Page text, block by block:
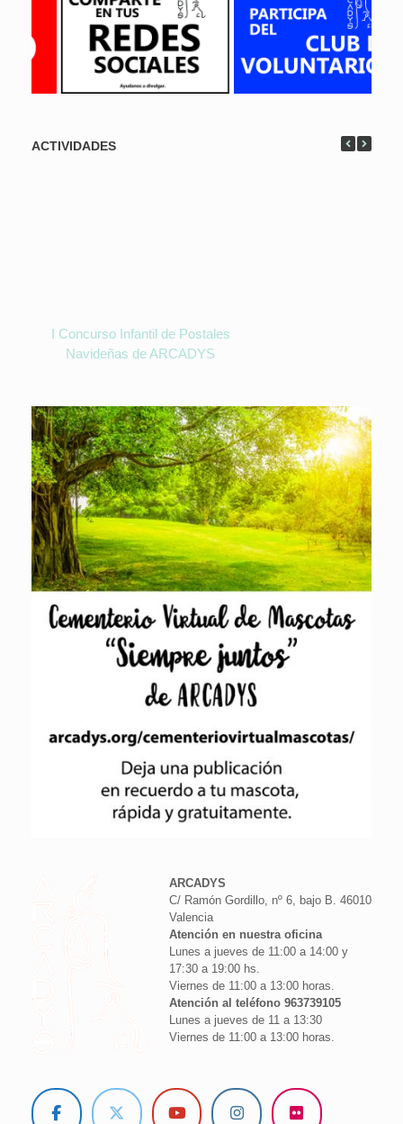
ACTIVIDADES
I Concurso Infantil de Postales
Navideñas de ARCADYS
ARCADYS
C/ Ramón Gordillo, nº 6, bajo B. 46010
Valencia
Atención en nuestra oficina
Lunes a jueves de 11:00 a 14:00 y
17:30 a 19:00 hs.
Viernes de 11:00 a 13:00 horas.
Atención al teléfono 963739105
Lunes a jueves de 11 a 13:30
Viernes de 11:00 a 13:00 horas.